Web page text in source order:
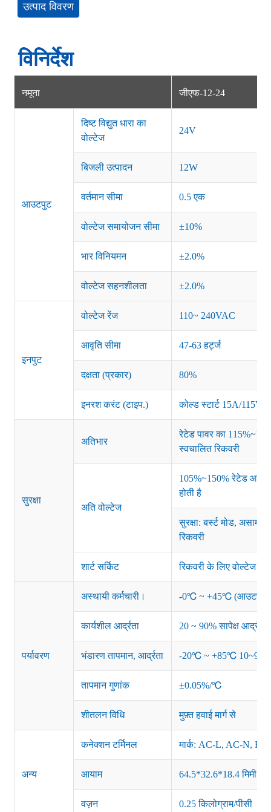
उत्पाद विवरण
विनिर्देश
नमूना जीएफ-12-24
आउटपुट
दिष्ट विद्युत धारा का
वोल्टेज
24V
बिजली उत्पादन 12W
वर्तमान सीमा 0.5 एक
वोल्टेज समायोजन सीमा ±10%
भार विनियमन ±2.0%
वोल्टेज सहनशीलता ±2.0%
इनपुट
वोल्टेज रेंज 110~ 240VAC
आवृति सीमा 47-63 हर्ट्ज
दक्षता (प्रकार) 80%
इनरश करंट (टाइप.) कोल्ड स्टार्ट 15A/
सुरक्षा
अतिभार
रेटेड पावर का
स्वचालित रिकवरी
अति वोल्टेज
105%~150% रेटेड
होती है
सुरक्षा: बर्स्ट मोड,
रिकवरी
शार्ट सर्किट रिकवरी के लिए वोल्टेज
पर्यावरण
अस्थायी कर्मचारी। -0℃ ~ +45℃ (आउटपुट
कार्यशील आर्द्रता 20 ~ 90% सापेक्ष
भंडारण तापमान, आर्द्रता -20℃ ~ +85℃ 10~95%
तापमान गुणांक ±0.05%/℃
शीतलन विधि मुफ़्त हवाई मार्ग से
अन्य
कनेक्शन टर्मिनल मार्क: AC-L, AC-N,
आयाम 64.5*32.6*18.4 मिमी
वज़न 0.25 किलोग्राम/पीसी